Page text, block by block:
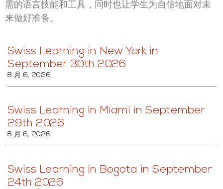
需的语言技能和工具，同时也让学生为自信地面对未
来做好准备。
Swiss Learning in New York in
September 30th 2026
8 月 6, 2026
Swiss Learning in Miami in September
29th 2026
8 月 6, 2026
Swiss Learning in Bogota in September
24th 2026